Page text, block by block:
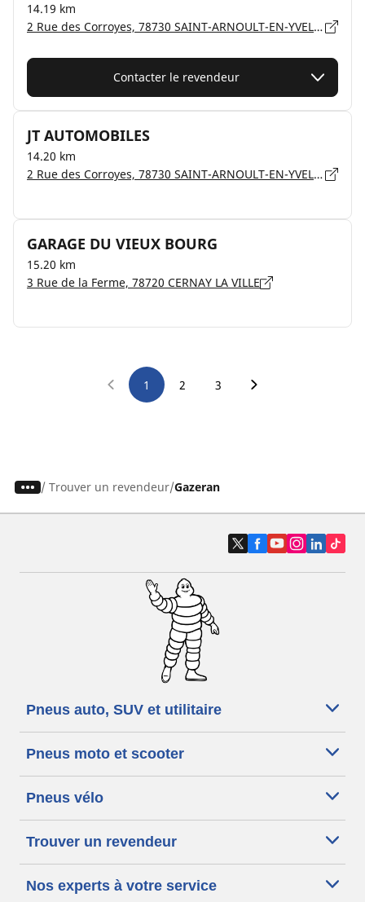
14.19 km
2 Rue des Corroyes, 78730 SAINT-ARNOULT-EN-YVELINES
Contacter le revendeur
JT AUTOMOBILES
14.20 km
2 Rue des Corroyes, 78730 SAINT-ARNOULT-EN-YVELINES
GARAGE DU VIEUX BOURG
15.20 km
3 Rue de la Ferme, 78720 CERNAY LA VILLE
1 2 3
/ Trouver un revendeur Gazeran
Pneus auto, SUV et utilitaire
Pneus moto et scooter
Pneus vélo
Trouver un revendeur
Nos experts à votre service